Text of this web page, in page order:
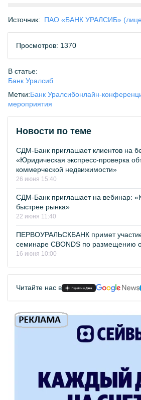
Источник: ПАО «БАНК УРАЛСИБ»
Просмотров: 1370
В статье:
Банк Уралсиб
Метки:Банк Уралсибонлайн-
мероприятия
Новости по теме
СДМ-Банк приглашает клиентов на
«Юридическая экспресс-проверка
коммерческой недвижимости»
26 июня 15:40
СДМ-Банк приглашает на вебинар:
быстрее рынка»
22 июня 11:40
ПЕРВОУРАЛЬСКБАНК примет
семинаре CBONDS по размещению
16 июня 10:00
Читайте нас в